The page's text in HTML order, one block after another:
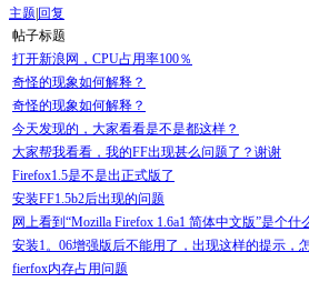
主题 回复
帖子标题
打开新浪网，CPU占用率100％
奇怪的现象如何解释？
奇怪的现象如何解释？
今天发现的，大家看看是不是都这样？
大家帮我看看，我的FF出现甚么问题了？谢谢
Firefox1.5是不是出正式版了
安装FF1.5b2后出现的问题
网上看到“Mozilla Firefox 1.6a1 简体中文版”是个什
安装1。06增强版后不能用了，出现这样的提示，
fierfox内存占用问题